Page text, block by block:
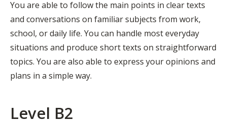
You are able to follow the main points in clear texts
and conversations on familiar subjects from work,
school, or daily life. You can handle most everyday
situations and produce short texts on straightforward
topics. You are also able to express your opinions and
plans in a simple way.
Level B2